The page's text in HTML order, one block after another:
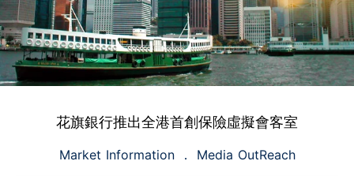
花旗銀行推出全港首創保險虛擬會客室
Market Information Media OutReach